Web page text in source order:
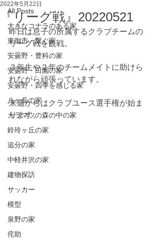
All Posts
大きなコナラのある家
東御市・繋ぐ家
安曇野・豊科の家
安曇野・田園の家
安曇野・四季を感じる家
八ヶ岳の家
カラマツの森の中の家
鈴玲ヶ丘の家
追分の家
中軽井沢の家
建物探訪
サッカー
模型
泉野の家
侘助
『リーグ戦』20220521
2022年5月22日
昨日は息子の所属するクラブチームの
リーグ戦を観戦。
３年生や２年のチームメイトに助けら
れながら頑張っています。
来週からはクラブユース選手権が始ま
ります。